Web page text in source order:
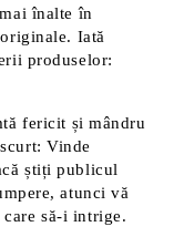
înalte în
Iată
produselor:
fericit și mândru
Vinde
știți publicul
atunci vă
să-i intrige.